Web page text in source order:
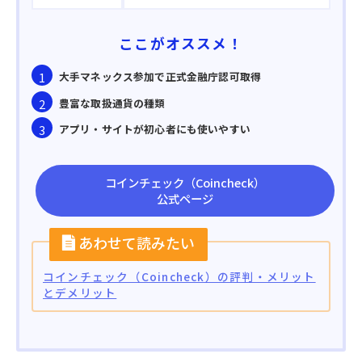
ここがオススメ！
大手マネックス参加で正式金融庁認可取得
豊富な取扱通貨の種類
アプリ・サイトが初心者にも使いやすい
コインチェック（Coincheck）
公式ページ
コインチェック（Coincheck）の評判・メリット
とデメリット